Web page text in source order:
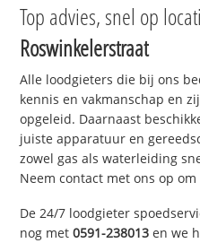
Top advies, snel op
Roswinkelerstraat
Alle loodgieters die bij ons
kennis en vakmanschap en
opgeleid. Daarnaast
juiste apparatuur en
zowel gas als waterleiding
Neem contact met ons op
De 24/7 loodgieter
nog met0591-238013 en we